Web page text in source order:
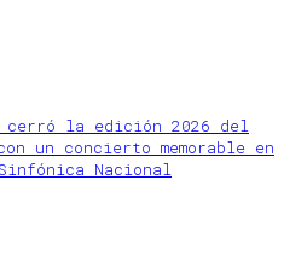
cerró la edición 2026 del
un concierto memorable en
Nacional